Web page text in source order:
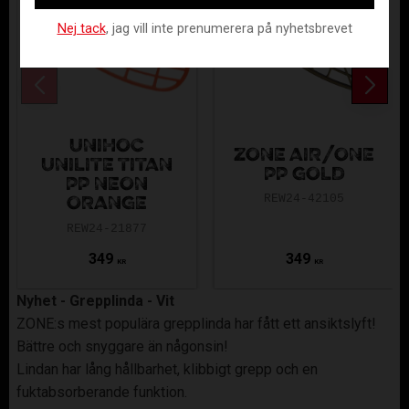
UNIHOC
UNILITE TITAN
PP NEON
ORANGE
349 KR
ZONE AIR/ONE
PP GOLD
349 KR
Nyhet - Grepplinda - Vit
ZONE:s mest populära grepplinda har fått ett ansiktslyft!
Bättre och snyggare än någonsin!
Lindan har lång hållbarhet, klibbigt grepp och en
fuktabsorberande funktion.
Nej tack, jag vill inte prenumerera på nyhetsbrevet